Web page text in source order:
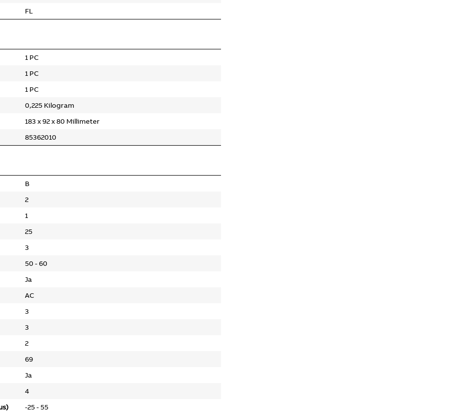
FL
1 PC
1 PC
1 PC
0,225 Kilogram
183 x 92 x 80 Millimeter
85362010
B
2
1
25
3
50 - 60
Ja
AC
3
3
2
69
Ja
4
-25 - 55